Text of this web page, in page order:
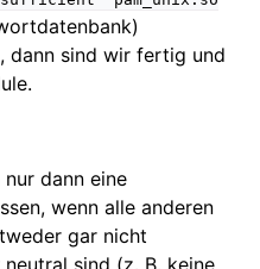
sind wir fertig und
dann eine
wenn alle anderen
gar nicht
sind (z. B. keine